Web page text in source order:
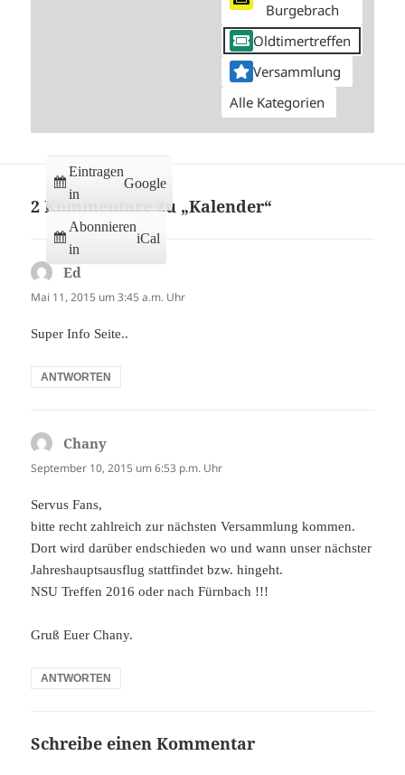
Burgebrach
Oldtimertreffen
Versammlung
Alle Kategorien
Eintragen
in
Google
Abonnieren
in
iCal
2 Kommentare zu „Kalender“
Ed
Mai 11, 2015 um 3:45 a.m. Uhr
Super Info Seite..
ANTWORTEN
Chany
September 10, 2015 um 6:53 p.m. Uhr
Servus Fans,
bitte recht zahlreich zur nächsten Versammlung kommen.
Dort wird darüber endschieden wo und wann unser nächster
Jahreshauptsausflug stattfindet bzw. hingeht.
NSU Treffen 2016 oder nach Fürnbach !!!
Gruß Euer Chany.
ANTWORTEN
Schreibe einen Kommentar